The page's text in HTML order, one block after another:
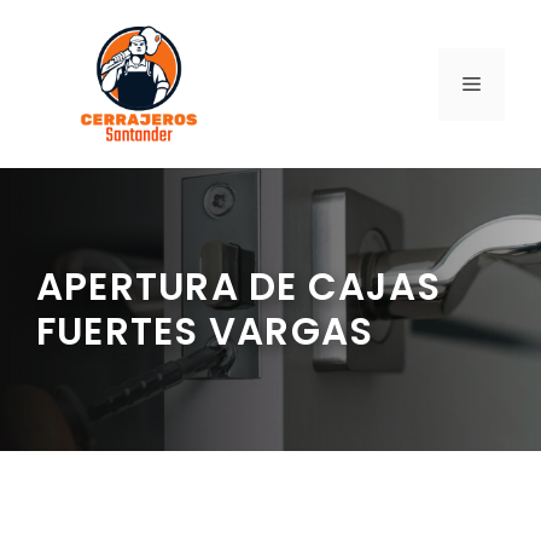
contenido
MENÚ
APERTURA DE CAJAS
FUERTES VARGAS